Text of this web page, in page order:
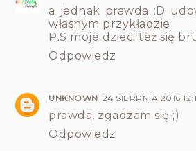
a jednak prawda :D
własnym przykładzie
P.S moje dzieci też się
Odpowiedz
UNKNOWN 24 SIERPNIA 2016
prawda, zgadzam się ;)
Odpowiedz